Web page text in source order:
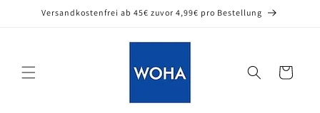
Versandkostenfrei ab 45€ zuvor 4,99€ pro Bestellung
Warenkorb